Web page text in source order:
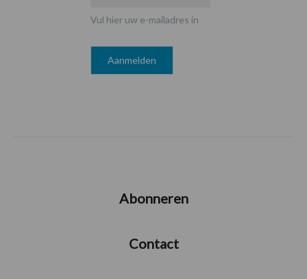
Vul hier uw e-mailadres in
Abonneren
Contact